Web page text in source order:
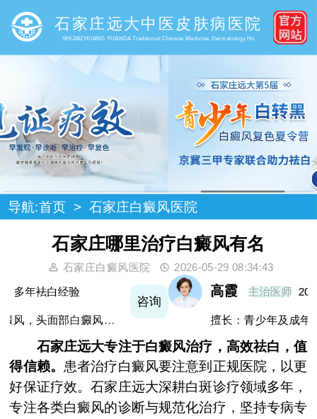
石家庄远大中医皮肤病医院
SHIJIAZHUANG YUANDA Traditional Chinese Medicine Dermatology Ho
导航:首页 > 石家庄白癜风医院
石家庄哪里治疗白癜风有名
石家庄白癜风医院 2026-05-29 08:34:43
高霞 主治医师 20年袪白经验
擅长：青少年及成年女性早期白斑和白斑的
咨询
石家庄远大专注于白癜风治疗，高效祛白，值
得信赖。 患者治疗白癜风要注意到正规医院，以更
好保证疗效。石家庄远大深耕白斑诊疗领域多年，
专注各类白癜风的诊断与规范化治疗，坚持专病专